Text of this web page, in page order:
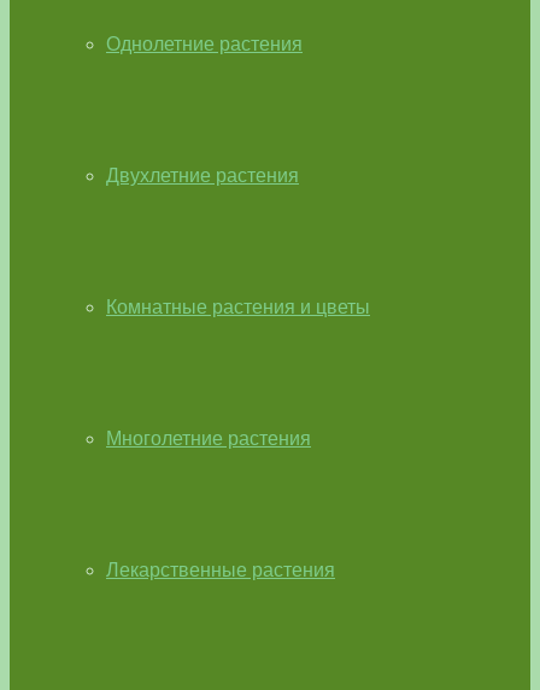
Однолетние растения
Двухлетние растения
Комнатные растения и цветы
Многолетние растения
Лекарственные растения